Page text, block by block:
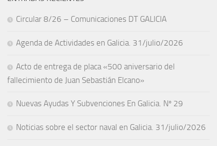
Circular 8/26 – Comunicaciones DT GALICIA
Agenda de Actividades en Galicia. 31/julio/2026
Acto de entrega de placa «500 aniversario del
fallecimiento de Juan Sebastián Elcano»
Nuevas Ayudas Y Subvenciones En Galicia. Nº 29
Noticias sobre el sector naval en Galicia. 31/julio/2026